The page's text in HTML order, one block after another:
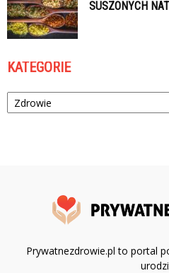
SUSZONYCH
KATEGORIE
Kategorie
Prywatnezdrowie.pl to portal